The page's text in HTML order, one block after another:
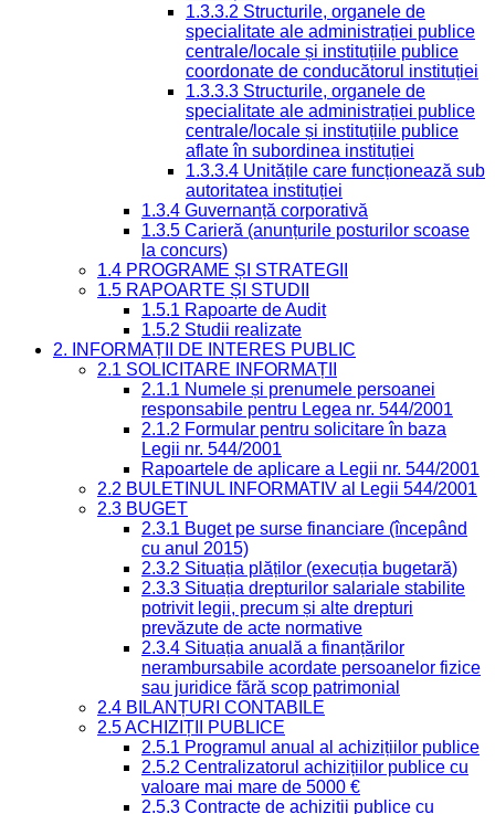
1.3.3.2 Structurile, organele de
specialitate ale administrației publice
centrale/locale și instituțiile publice
coordonate de conducătorul instituției
1.3.3.3 Structurile, organele de
specialitate ale administrației publice
centrale/locale și instituțiile publice
aflate în subordinea instituției
1.3.3.4 Unitățile care funcționează sub
autoritatea instituției
1.3.4 Guvernanță corporativă
1.3.5 Carieră (anunțurile posturilor scoase
la concurs)
1.4 PROGRAME ȘI STRATEGII
1.5 RAPOARTE ȘI STUDII
1.5.1 Rapoarte de Audit
1.5.2 Studii realizate
2. INFORMAȚII DE INTERES PUBLIC
2.1 SOLICITARE INFORMAȚII
2.1.1 Numele și prenumele persoanei
responsabile pentru Legea nr. 544/2001
2.1.2 Formular pentru solicitare în baza
Legii nr. 544/2001
Rapoartele de aplicare a Legii nr. 544/2001
2.2 BULETINUL INFORMATIV al Legii 544/2001
2.3 BUGET
2.3.1 Buget pe surse financiare (începând
cu anul 2015)
2.3.2 Situația plăților (execuția bugetară)
2.3.3 Situația drepturilor salariale stabilite
potrivit legii, precum și alte drepturi
prevăzute de acte normative
2.3.4 Situația anuală a finanțărilor
nerambursabile acordate persoanelor fizice
sau juridice fără scop patrimonial
2.4 BILANȚURI CONTABILE
2.5 ACHIZIȚII PUBLICE
2.5.1 Programul anual al achizițiilor publice
2.5.2 Centralizatorul achizițiilor publice cu
valoare mai mare de 5000 €
2.5.3 Contracte de achiziții publice cu